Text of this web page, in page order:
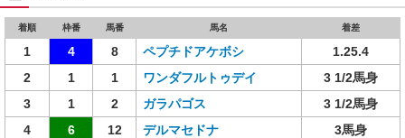
着順 枠番 馬番 馬名 着差
1 4 8 ペプチドアケボシ
1.25.4
2
1 1 ワンダフルトゥデイ
3 1/2馬身
3
1 2 ガラパゴス
3 1/2馬身
4
6 12 デルマセドナ
3馬身